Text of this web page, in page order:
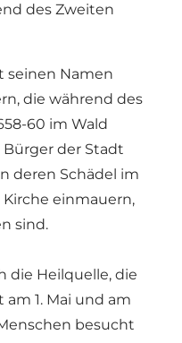
des Zweiten
seinen Namen
die während des
60 im Wald
der Stadt
deren Schädel im
einmauern,
sind.
die Heilquelle, die
am 1. Mai und am
besucht